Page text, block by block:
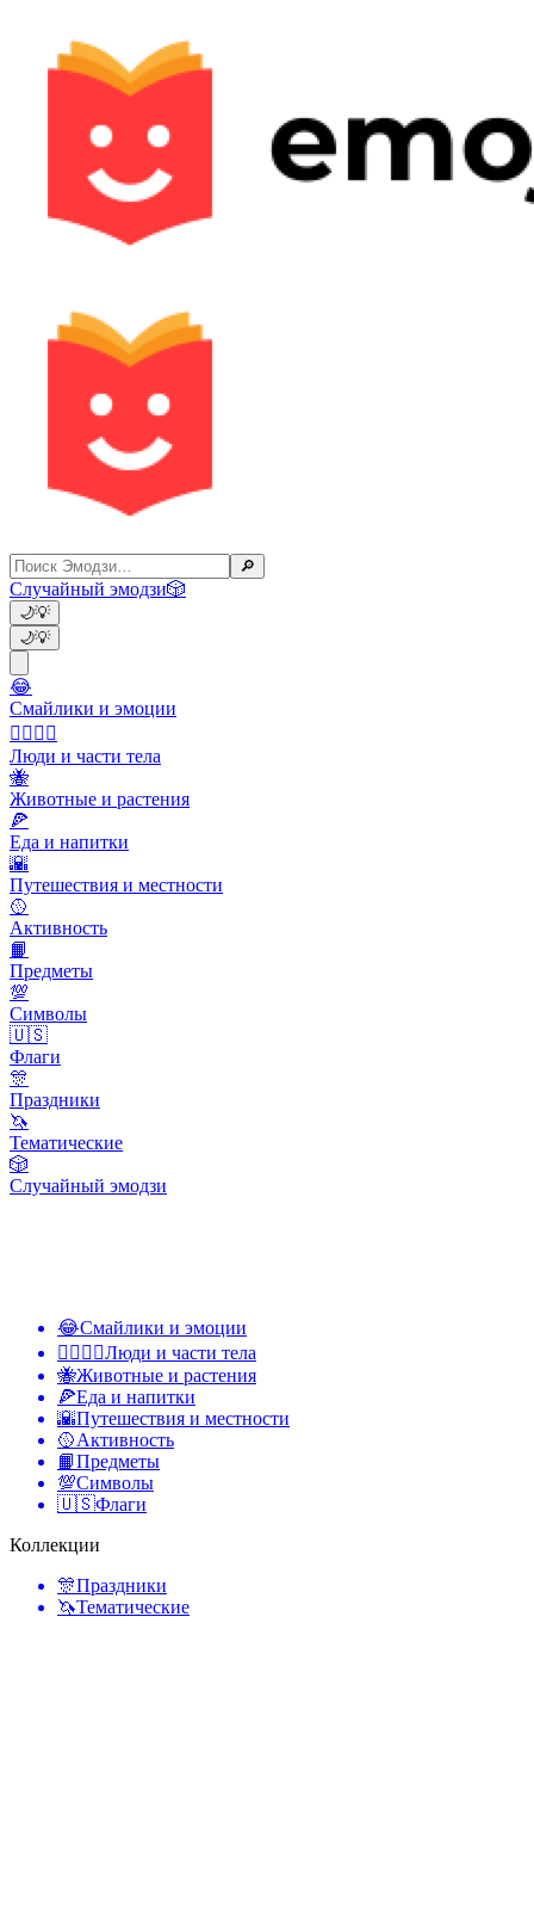
🔎
Случайный эмодзи🎲
🌙💡
🌙💡
😂
Смайлики и эмоции
👩‍❤️‍💋‍👨
Люди и части тела
🐝
Животные и растения
🍕
Еда и напитки
🌇
Путешествия и местности
🥎
Активность
📙
Предметы
💯
Символы
🇺🇸
Флаги
🎊
Праздники
🦄
Тематические
🎲
Случайный эмодзи
😂Смайлики и эмоции
👩‍❤️‍💋‍👨Люди и части тела
🐝Животные и растения
🍕Еда и напитки
🌇Путешествия и местности
🥎Активность
📙Предметы
💯Символы
🇺🇸Флаги
Коллекции
🎊Праздники
🦄Тематические